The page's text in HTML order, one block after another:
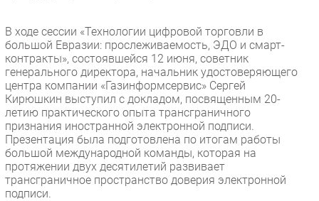
Проекты
IT класс
Тестовый стенд
Каталог компаний
В ходе сессии «Технологии цифровой торговли в
большой Евразии: прослеживаемость, ЭДО и смарт-
контракты», состоявшейся 12 июня, советник
генерального директора, начальник удостоверяющего
центра компании «Газинформсервис» Сергей
Кирюшкин выступил с докладом, посвященным 20-
летию практического опыта трансграничного
признания иностранной электронной подписи.
Презентация была подготовлена по итогам работы
большой международной команды, которая на
протяжении двух десятилетий развивает
трансграничное пространство доверия электронной
подписи.